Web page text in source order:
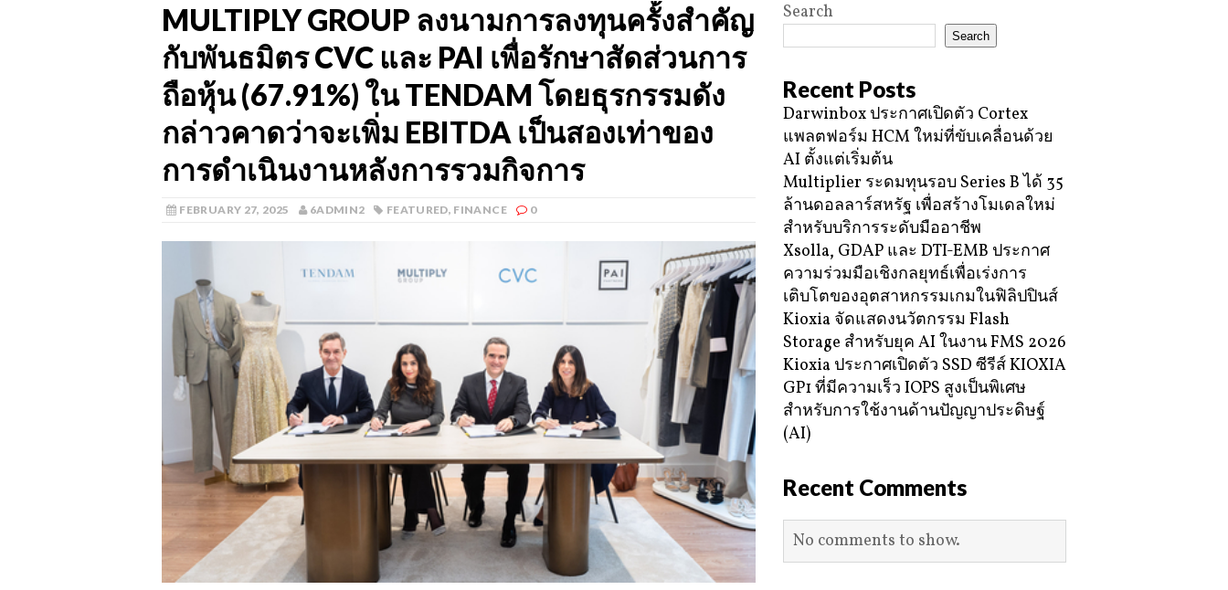
MULTIPLY GROUP ลงนามการลงทุนครั้งสำคัญ
กับพันธมิตร CVC และ PAI เพื่อรักษาสัดส่วนการ
ถือหุ้น (67.91%) ใน TENDAM โดยธุรกรรมดัง
กล่าวคาดว่าจะเพิ่ม EBITDA เป็นสองเท่าของ
การดำเนินงานหลังการรวมกิจการ
FEBRUARY 27, 2025 6ADMIN2 FEATURED, FINANCE 0
Search
Search
Recent Posts
Darwinbox ประกาศเปิดตัว Cortex
แพลตฟอร์ม HCM ใหม่ที่ขับเคลื่อนด้วย
AI ตั้งแต่เริ่มต้น
Multiplier ระดมทุนรอบ Series B ได้ 35
ล้านดอลลาร์สหรัฐ เพื่อสร้างโมเดลใหม่
สำหรับบริการระดับมืออาชีพ
Xsolla, GDAP และ DTI-EMB ประกาศ
ความร่วมมือเชิงกลยุทธ์เพื่อเร่งการ
เติบโตของอุตสาหกรรมเกมในฟิลิปปินส์
Kioxia จัดแสดงนวัตกรรม Flash
Storage สำหรับยุค AI ในงาน FMS 2026
Kioxia ประกาศเปิดตัว SSD ซีรีส์ KIOXIA
GP1 ที่มีความเร็ว IOPS สูงเป็นพิเศษ
สำหรับการใช้งานด้านปัญญาประดิษฐ์
(AI)
Recent Comments
No comments to show.